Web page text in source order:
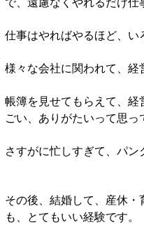
仕事はやればやるほど、い
様々な会社に関われて、経
帳簿を見せてもらえて、
ごい、ありがたいって思っ
さすがに忙しすぎて、パン
その後、結婚して、産休
も、とてもいい経験です。